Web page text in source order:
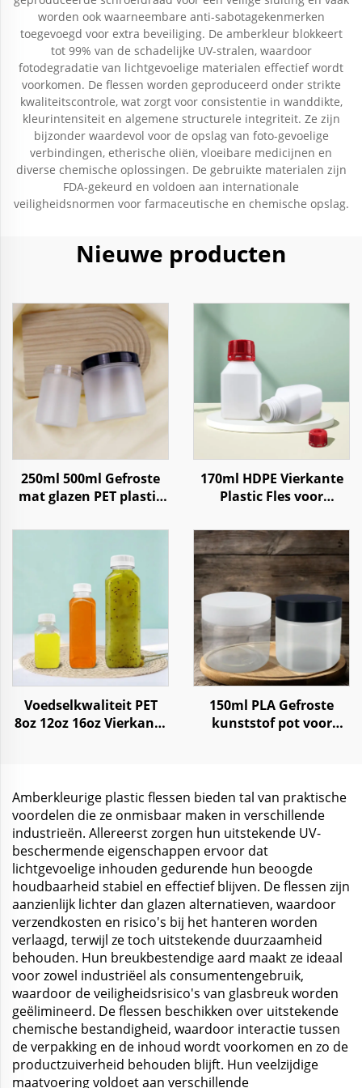
worden ook waarneembare anti-sabotagekenmerken
toegevoegd voor extra beveiliging. De amberkleur blokkeert
tot 99% van de schadelijke UV-stralen, waardoor
fotodegradatie van lichtgevoelige materialen effectief wordt
voorkomen. De flessen worden geproduceerd onder strikte
kwaliteitscontrole, wat zorgt voor consistentie in wanddikte,
kleurintensiteit en algemene structurele integriteit. Ze zijn
bijzonder waardevol voor de opslag van foto-gevoelige
verbindingen, etherische oliën, vloeibare medicijnen en
diverse chemische oplossingen. De gebruikte materialen zijn
FDA-gekeurd en voldoen aan internationale
veiligheidsnormen voor farmaceutische en chemische opslag.
Nieuwe producten
250ml 500ml Gefroste
mat glazen PET plastic
170ml HDPE Vierkante
Plastic Fles voor
Vloeistoffen, Poeders
opslag met kindveilige
dop
Voedselkwaliteit PET
8oz 12oz 16oz Vierkante
Yoghurt
150ml PLA Gefroste
kunststof pot voor
Amberkleurige plastic flessen bieden tal van praktische
voordelen die ze onmisbaar maken in verschillende
industrieën. Allereerst zorgen hun uitstekende UV-
beschermende eigenschappen ervoor dat
lichtgevoelige inhouden gedurende hun beoogde
houdbaarheid stabiel en effectief blijven. De flessen zijn
aanzienlijk lichter dan glazen alternatieven, waardoor
verzendkosten en risico's bij het hanteren worden
verlaagd, terwijl ze toch uitstekende duurzaamheid
behouden. Hun breukbestendige aard maakt ze ideaal
voor zowel industriëel als consumentengebruik,
waardoor de veiligheidsrisico's van glasbreuk worden
geëlimineerd. De flessen beschikken over uitstekende
chemische bestandigheid, waardoor interactie tussen
de verpakking en de inhoud wordt voorkomen en zo de
productzuiverheid behouden blijft. Hun veelzijdige
maatvoering voldoet aan verschillende